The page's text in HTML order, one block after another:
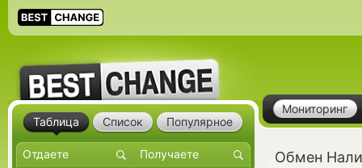
Мониторинг
Обмен
Таблица Список Популярное